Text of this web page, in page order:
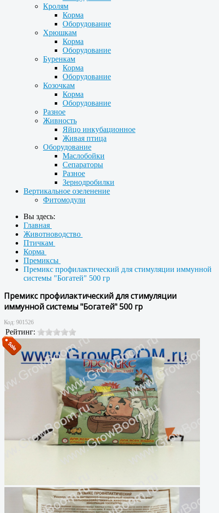
Кролям
Корма
Оборудование
Хрюшкам
Корма
Оборудование
Буренкам
Корма
Оборудование
Козочкам
Корма
Оборудование
Разное
Живность
Яйцо инкубационное
Живая птица
Оборудование
Маслобойки
Сепараторы
Разное
Зернодробилки
Вертикальное озеленение
Фитомодули
Вы здесь:
Главная
Животноводство
Птичкам
Корма
Премиксы
Премикс профилактический для стимуляции иммунной
системы "Богатей" 500 гр
Премикс профилактический для стимуляции
иммунной системы "Богатей" 500 гр
Код: 901526
Рейтинг: